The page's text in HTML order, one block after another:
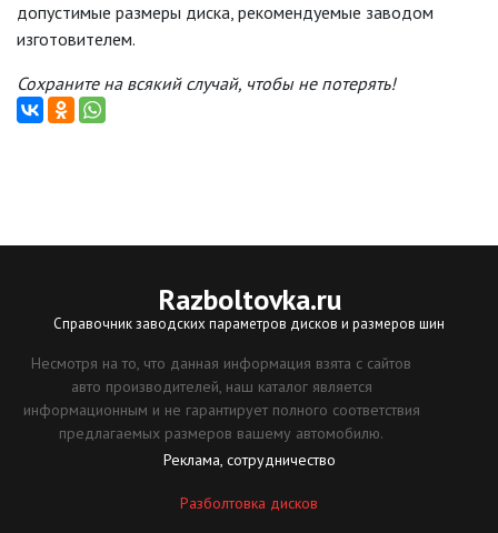
допустимые размеры диска, рекомендуемые заводом
изготовителем.
Сохраните на всякий случай, чтобы не потерять!
Razboltovka.ru
Справочник заводских параметров дисков и размеров шин
Несмотря на то, что данная информация взята с сайтов
авто производителей, наш каталог является
информационным и не гарантирует полного соответствия
предлагаемых размеров вашему автомобилю.
Реклама, сотрудничество
Разболтовка дисков